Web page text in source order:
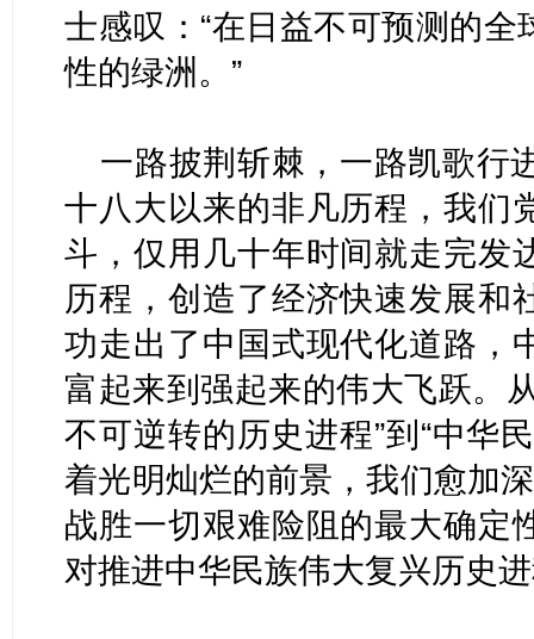
士感叹：“在日益不可预测的
性的绿洲。”
一路披荆斩棘，一路凯歌行
十八大以来的非凡历程，我们
斗，仅用几十年时间就走完发
历程，创造了经济快速发展和
功走出了中国式现代化道路，
富起来到强起来的伟大飞跃。
不可逆转的历史进程”到“中华
着光明灿烂的前景，我们愈加
战胜一切艰难险阻的最大确定
对推进中华民族伟大复兴历史